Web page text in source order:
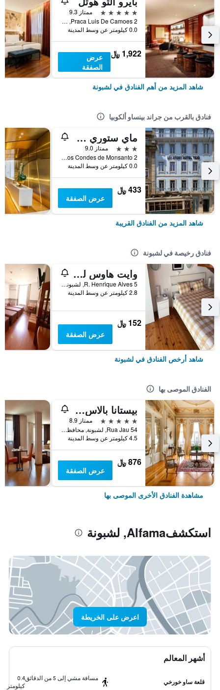
5 نجوم
ممتاز 9.3
Praca Luis De Camoes 2, لشبونة, محافظة لشبونة, البرتغال
0.0 كيلومتر عن وسط المدينة
1,922 ﷼
عرض
الصفقة
شاهد المزيد من أهم الفنادق في لشبونة
فنادق بالقرب من جراند بينساو ألكوبيا
ماي ستوري هوتل تيجو
3 نجوم
ممتاز 9.0
Rua Dos Condes de Monsanto 2, لشبونة, محافظة لشبونة, البرتغال
0.0 كيلومتر عن وسط المدينة
433 ﷼
عرض الصفقة
شاهد المزيد من الفنادق القريبة
فنادق رخيصة في لشبونة
وايت هاوس ليزبون هوستل
R. Henrique Alves 5, لشبونة, محافظة لشبونة, البرتغال
2.8 كيلومتر عن وسط المدينة
152 ﷼
عرض الصفقة
شاهد أرخص الفنادق في لشبونة
الفنادق الموصى بها
بيستانا بالاس ليسبوا هوتل آند ناشونال مونومنت - ذا ليدينج هوتلز أوف ذا وورلد
5 نجوم
ممتاز 8.9
Rua Jau 54, لشبونة, محافظة لشبونة, البرتغال
4.5 كيلومتر عن وسط المدينة
876 ﷼
عرض الصفقة
مشاهدة الفنادق الأخرى الموصى بها
استكشفAlfama, لشبونة
اعرض على الخريطة
أشهر المعالم
قلعة ساو خورخي
مسافة مشي إلى 5 من الدقائق
0.4
كيلومتر